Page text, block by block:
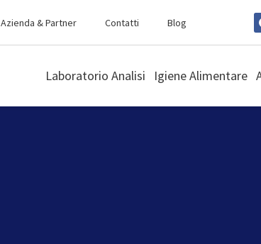
Azienda & Partner Contatti Blog
Laboratorio Analisi Igiene Alimentare